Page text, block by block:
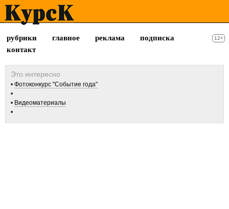
рубрики главное реклама
подписка
контакт
12+
Фотоконкурс "Событие года"
Видеоматериалы